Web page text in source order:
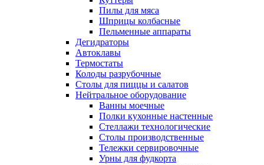
Пилы для мяса
Шприцы колбасные
Пельменные аппараты
Дегидраторы
Автоклавы
Термостаты
Колоды разрубочные
Столы для пиццы и салатов
Нейтральное оборудование
Ванны моечные
Полки кухонные настенные
Стеллажи технологические
Столы производственные
Тележки сервировочные
Урны для фудкорта